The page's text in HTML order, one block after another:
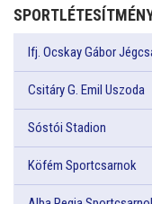
Ifj. Ocskay Gábor
Csitáry G. Emil Uszoda
Sóstói Stadion
Köfém Sportcsarnok